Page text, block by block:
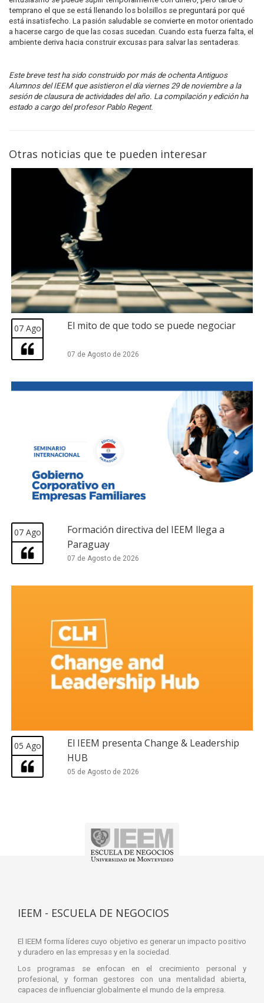
temprano el que se está llenando los bolsillos se preguntará por qué
está insatisfecho. La pasión saludable se convierte en motor orientado
a hacerse cargo de que las cosas sucedan. Cuando esta fuerza falta, el
ambiente deriva hacia construir excusas para salvar las sentaderas.
Este breve test ha sido construido por más de ochenta Antiguos
Alumnos del IEEM que asistieron el día viernes 29 de noviembre a la
sesión de clausura de actividades del año. La compilación y edición ha
estado a cargo del profesor Pablo Regent.
Otras noticias que te pueden interesar
07 Ago El mito de que todo se puede negociar
07 de Agosto de 2026
07 Ago
Formación directiva del IEEM llega a
Paraguay
07 de Agosto de 2026
05 Ago
El IEEM presenta Change & Leadership
HUB
05 de Agosto de 2026
IEEM - ESCUELA DE NEGOCIOS
El IEEM forma líderes cuyo objetivo es generar un impacto positivo
y duradero en las empresas y en la sociedad.
Los programas se enfocan en el crecimiento personal y
profesional, y forman gestores con una mentalidad abierta,
capaces de influenciar globalmente el mundo de la empresa.